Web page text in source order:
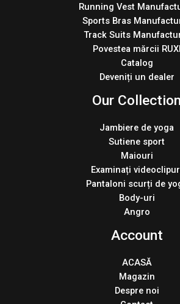
Running Vest
Sports Bras
Track Suits
Povestea mărcii RUXI
Catalog
Deveniți un dealer
Our Collection
Jambiere de yoga
Sutiene sport
Maiouri
Examinați
Pantaloni scurți de
Body-uri
Angro
Account
ACASĂ
Magazin
Despre noi